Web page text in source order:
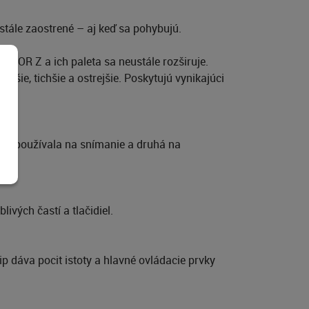
zaostrené – aj keď sa pohybujú.
Z a ich paleta sa neustále rozširuje.
tichšie a ostrejšie. Poskytujú vynikajúci
používala na snímanie a druhá na
častí a tlačidiel.
dáva pocit istoty a hlavné ovládacie prvky